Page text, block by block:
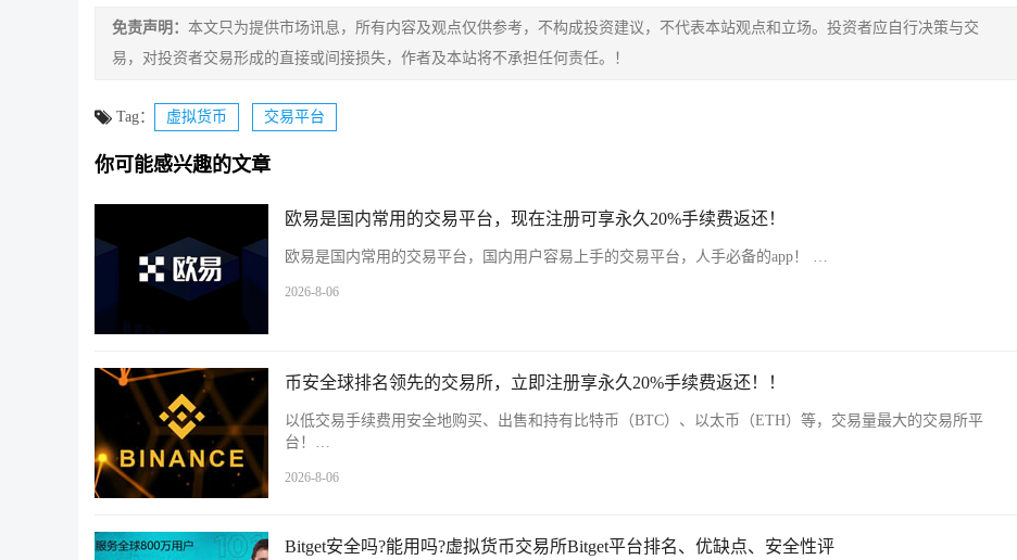
免责声明： 本文只为提供市场讯息，所有内容及观点仅供参考，不构成投资建议，不代表本站观点和立场。投资者应自行决策与交
易，对投资者交易形成的直接或间接损失，作者及本站将不承担任何责任。！
Tag： 虚拟货币 交易平台
你可能感兴趣的文章
欧易是国内常用的交易平台，现在注册可享永久20%手续费返还！
欧易是国内常用的交易平台，国内用户容易上手的交易平台，人手必备的app！ …
2026-8-06
币安全球排名领先的交易所，立即注册享永久20%手续费返还！！
以低交易手续费用安全地购买、出售和持有比特币（BTC）、以太币（ETH）等，交易量最大的交易所平
台！…
2026-8-06
Bitget安全吗?能用吗?虚拟货币交易所Bitget平台排名、优缺点、安全性评